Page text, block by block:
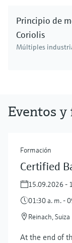
Principio de
Coriolis
Múltiples
Eventos
Formación
Certified
15.09.2026 -
01:30 a. m. -
Reinach, Suiza
At the end of